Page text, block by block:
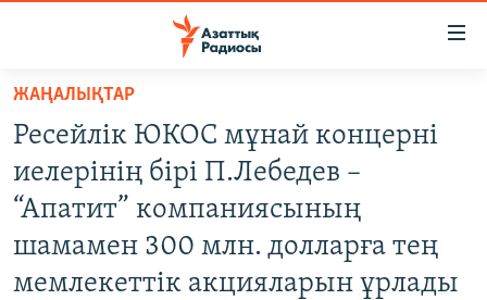
Skip
main
content
Skip
main
Navigation
AZATTYQTV
ҚАҢТАР ОҚИҒАСЫ
АДАМ ҚҰҚЫҚТАРЫ
ЖАҢАЛЫҚТАР
Ресейлік ЮКОС мұнай концерні
иелерінің бірі П.Лебедев –
“Апатит” компаниясының
шамамен 300 млн. долларға тең
мемлекеттік акцияларын ұрлады